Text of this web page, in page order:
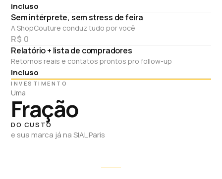
incluso
Sem intérprete, sem stress de feira
A ShopCouture conduz tudo por você
R$ 0
Relatório + lista de compradores
Retornos reais e contatos prontos pro follow-up
incluso
INVESTIMENTO
Uma
Fração
DO CUSTO
e sua marca já na SIAL Paris